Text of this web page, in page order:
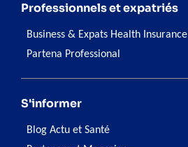
Professionnels et expatriés
Business & Expats Health Insurance
Partena Professional
S'informer
Blog Actu et Santé